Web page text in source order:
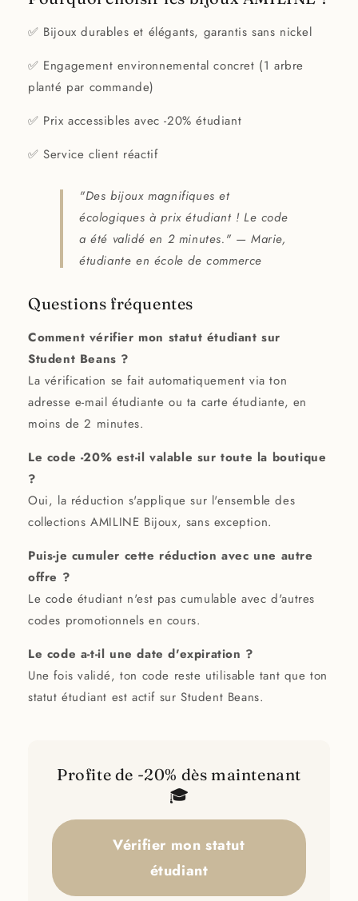
✅ Bijoux durables et élégants, garantis sans nickel
✅ Engagement environnemental concret (1 arbre
planté par commande)
✅ Prix accessibles avec -20% étudiant
✅ Service client réactif
"Des bijoux magnifiques et
écologiques à prix étudiant ! Le code
a été validé en 2 minutes." — Marie,
étudiante en école de commerce
Questions fréquentes
Comment vérifier mon statut étudiant sur
Student Beans ?
La vérification se fait automatiquement via ton
adresse e-mail étudiante ou ta carte étudiante, en
moins de 2 minutes.
Le code -20% est-il valable sur toute la boutique
?
Oui, la réduction s'applique sur l'ensemble des
collections AMILINE Bijoux, sans exception.
Puis-je cumuler cette réduction avec une autre
offre ?
Le code étudiant n'est pas cumulable avec d'autres
codes promotionnels en cours.
Le code a-t-il une date d'expiration ?
Une fois validé, ton code reste utilisable tant que ton
statut étudiant est actif sur Student Beans.
Profite de -20% dès maintenant
🎓
Vérifier mon statut
étudiant